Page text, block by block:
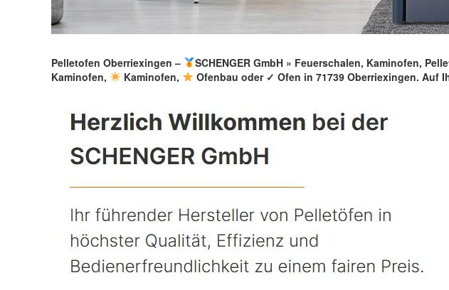
Pelletofen Oberriexingen – SCHENGER GmbH » Feuerschalen, Kaminofen,
Kaminofen,
Kaminofen, Ofenbau oder ✓ Ofen in 71739 Oberriexingen. Auf